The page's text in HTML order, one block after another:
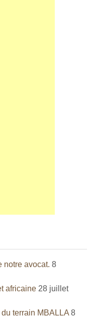
notre avocat. 8
africaine 28 juillet
terrain MBALLA 8